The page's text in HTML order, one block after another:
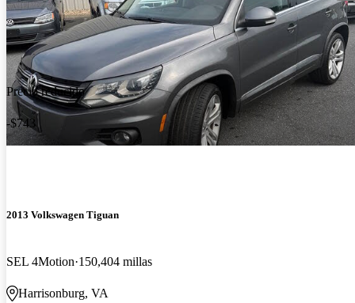
Precio reducido
-$743
2013 Volkswagen Tiguan
SEL 4Motion 150,404 millas
Harrisonburg, VA